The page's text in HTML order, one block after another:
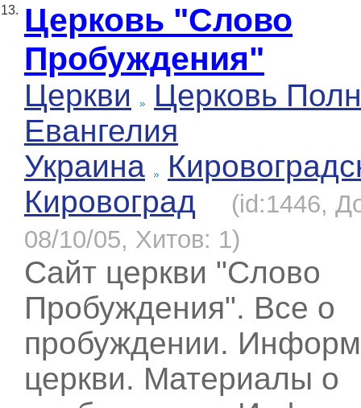
13. Церковь "Слово
Пробуждения"
Церкви
Церковь
Евангелия
Украина
Кировоград
(id:1446,
08/10/05, Хитов: 1)
Сайт церкви "Слово
Пробуждения". Все о
пробуждении.
церкви. Материалы о